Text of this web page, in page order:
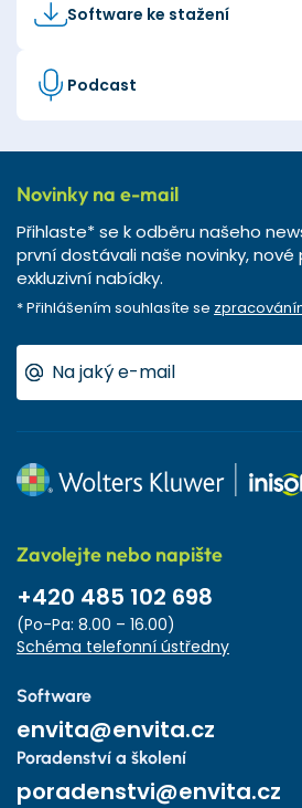
Software ke stažení
Podcast
Novinky na e-mail
Přihlaste* se k odběru našeho
první dostávali naše novinky, nové
exkluzivní nabídky.
* Přihlášením souhlasíte se
Zavolejte nebo napište
+420 485 102 698
(Po-Pa: 8.00 – 16.00)
Schéma telefonní ústředny
Software
envita@envita.cz
Poradenství a školení
poradenstvi@envita.cz